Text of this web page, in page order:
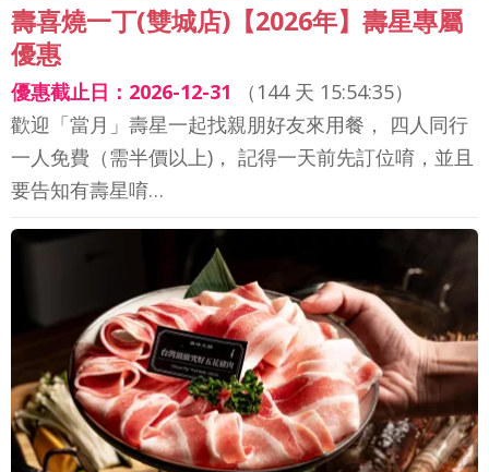
壽喜燒一丁(雙城店)【2026年】壽星專屬
優惠
優惠截止日：2026-12-31 （ 144 天 15:54:33）
歡迎「當月」壽星一起找親朋好友來用餐， 四人同行
一人免費（需半價以上)， 記得一天前先訂位唷，並且
要告知有壽星唷…